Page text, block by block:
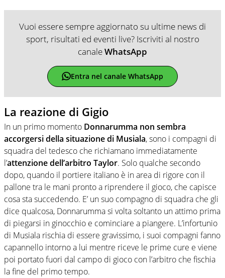
Vuoi essere sempre aggiornato su ultime news di
sport, risultati ed eventi live? Iscriviti al nostro
canaleWhatsApp
Entra nel canale WhatsApp
La reazione di Gigio
In un primo momento Donnarumma non sembra
accorgersi della situazione di Musiala, sono i compagni di
squadra del tedesco che richiamano immediatamente
l’attenzione dell’arbitro Taylor. Solo qualche secondo
dopo, quando il portiere italiano è in area di rigore con il
pallone tra le mani pronto a riprendere il gioco, che capisce
cosa sta succedendo. E’ un suo compagno di squadra che gli
dice qualcosa, Donnarumma si volta soltanto un attimo prima
di piegarsi in ginocchio e cominciare a piangere. L’infortunio
di Musiala rischia di essere gravissimo, i suoi compagni fanno
capannello intorno a lui mentre riceve le prime cure e viene
poi portato fuori dal campo di gioco con l’arbitro che fischia
la fine del primo tempo.